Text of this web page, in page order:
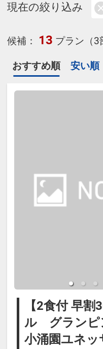
現在の絞り込み
候補： 13 プラン（3
おすすめ順 安い順
【2食付 早
ル グランピ
小涌園ユネッ